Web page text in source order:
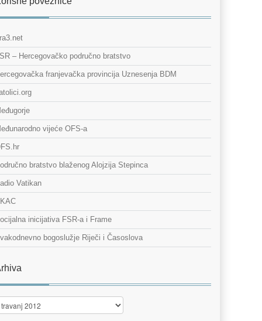
– Hercegovačko područno bratstvo
franjevačka provincija Uznesenja BDM
vijeće OFS-a
bratstvo blaženog Alojzija Stepinca
Vatikan
inicijativa FSR-a i Frame
bogoslužje Riječi i Časoslova